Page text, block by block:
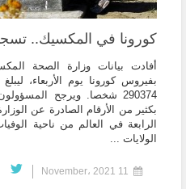
كورونا في المكسيك.. تسجيل 264 وفاة
بفيروس كورونا يوم الأربعاء،
بكثير من الأرقام الصادرة عن
الرابعة في العالم من ناحية
الولايات ...